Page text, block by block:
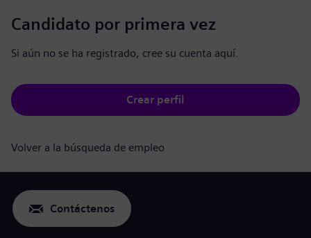
Candidato por primera vez
Si aún no se ha registrado, cree su cuenta aquí.
Crear perfil
Volver a la búsqueda de empleo
Contáctenos